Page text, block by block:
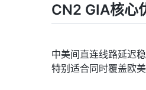
CN2 GIA核心
中美间直连线路延迟
特别适合同时覆盖欧